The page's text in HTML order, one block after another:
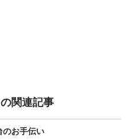
関連記事
のお手伝い